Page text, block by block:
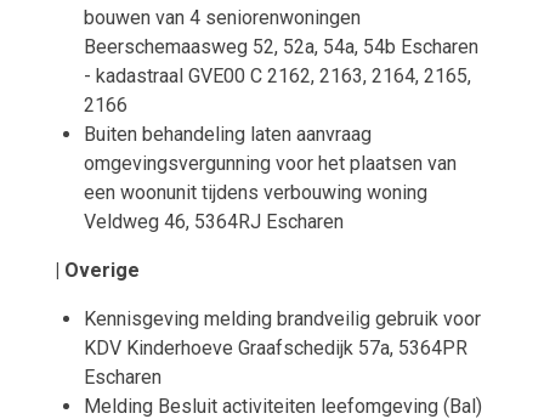
bouwen van 4 seniorenwoningen
Beerschemaasweg 52, 52a, 54a, 54b Escharen
- kadastraal GVE00 C 2162, 2163, 2164, 2165,
2166
Buiten behandeling laten aanvraag
omgevingsvergunning voor het plaatsen van
een woonunit tijdens verbouwing woning
Veldweg 46, 5364RJ Escharen
| Overige
Kennisgeving melding brandveilig gebruik voor
KDV Kinderhoeve Graafschedijk 57a, 5364PR
Escharen
Melding Besluit activiteiten leefomgeving (Bal)